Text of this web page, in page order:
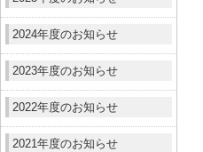
2024年度のお知らせ
2023年度のお知らせ
2022年度のお知らせ
2021年度のお知らせ